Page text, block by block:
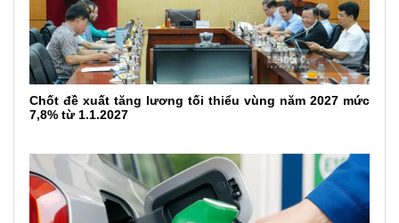
Chốt đề xuất tăng lương tối thiểu vùng năm 2027 mức
7,8% từ 1.1.2027